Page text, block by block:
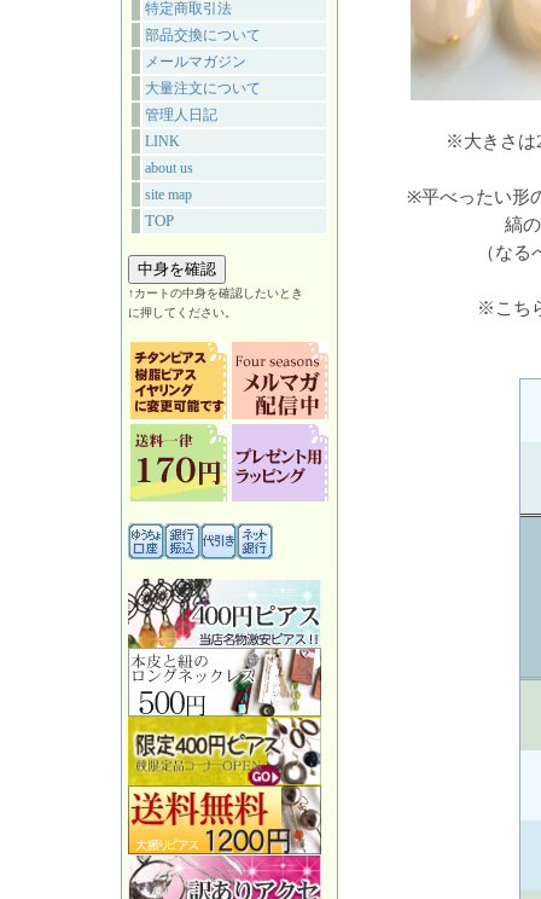
特定商取引法
部品交換について
メールマガジン
大量注文について
管理人日記
LINK
about us
site map
TOP
↑カートの中身を確認したいとき
に押してください。
※大きさは
※平べったい形
縞
（な
※こち